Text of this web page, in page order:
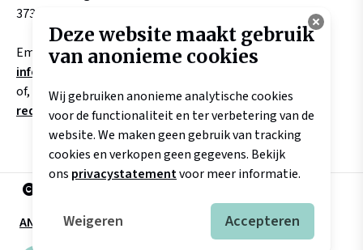
3732 HV DE BILT
Email:
info@verhaalvanutrecht.nl
of, aangaande verhalen
redactie@verhaalvanutrecht.nl
ANBI
Disclaimer Privacyverklaring
Deze website maakt gebruik
van anonieme cookies
Wij gebruiken anonieme analytische cookies
voor de functionaliteit en ter verbetering van de
website. We maken geen gebruik van tracking
cookies en verkopen geen gegevens. Bekijk
ons privacystatementvoor meer informatie.
Weigeren Accepteren